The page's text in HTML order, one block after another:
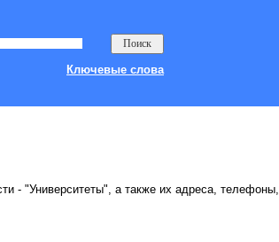
Ключевые слова
- "Университеты", а также их адреса, телефоны,